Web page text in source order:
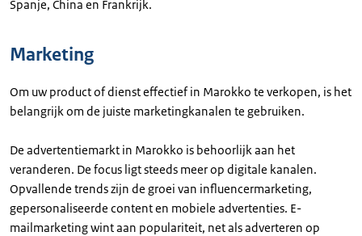
Spanje, China en Frankrijk.
Marketing
Om uw product of dienst effectief in Marokko te verkopen, is het
belangrijk om de juiste marketingkanalen te gebruiken.
De advertentiemarkt in Marokko is behoorlijk aan het
veranderen. De focus ligt steeds meer op digitale kanalen.
Opvallende trends zijn de groei van influencermarketing,
gepersonaliseerde content en mobiele advertenties. E-
mailmarketing wint aan populariteit, net als adverteren op